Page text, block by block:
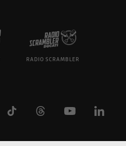
RADIO SCRAMBLER